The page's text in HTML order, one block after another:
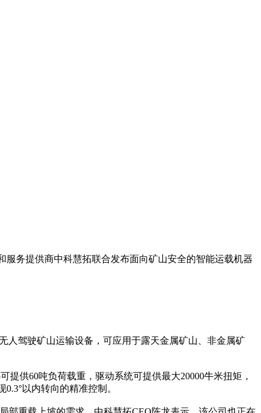
务提供商中科慧拓联合发布面向矿山安全的智能运载机器
驾驶矿山运输设备，可应用于露天金属矿山、非金属矿
供60吨负荷载重，驱动系统可提供最大20000牛米扭矩，
以内转向的精准控制。